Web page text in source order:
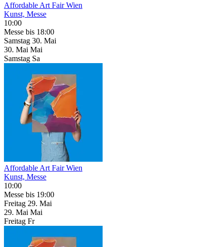
Affordable Art Fair Wien
Kunst, Messe
10:00
Messe bis 18:00
Samstag 30. Mai
30. Mai Mai
Samstag Sa
Affordable Art Fair Wien
Kunst, Messe
10:00
Messe bis 19:00
Freitag 29. Mai
29. Mai Mai
Freitag Fr